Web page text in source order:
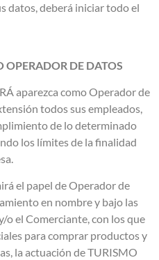
datos, deberá iniciar todo el
DE DATOS
aparezca como Operador de
todos sus empleados,
de lo determinado
los límites de la finalidad
el papel de Operador de
en nombre y bajo las
el Comerciante, con los que
para comprar productos y
la actuación de TURISMO